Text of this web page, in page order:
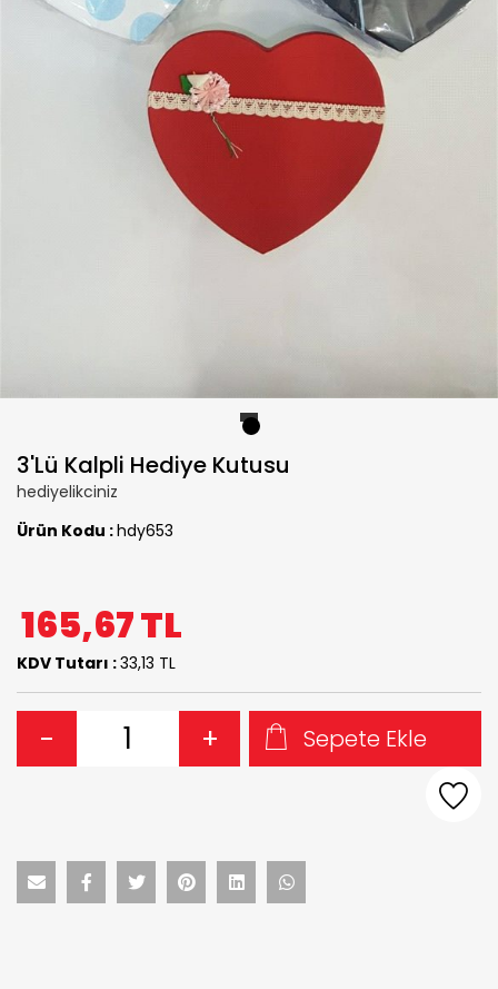
3'Lü Kalpli Hediye Kutusu
hediyelikciniz
Ürün Kodu :hdy653
165,67TL
KDV Tutarı :33,13 TL
- + Sepete Ekle